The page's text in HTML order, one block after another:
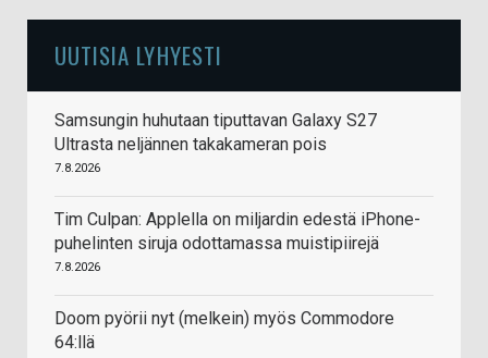
UUTISIA LYHYESTI
Samsungin huhutaan tiputtavan Galaxy S27
Ultrasta neljännen takakameran pois
7.8.2026
Tim Culpan: Applella on miljardin edestä iPhone-
puhelinten siruja odottamassa muistipiirejä
7.8.2026
Doom pyörii nyt (melkein) myös Commodore
64:llä